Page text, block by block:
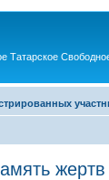
Татарское